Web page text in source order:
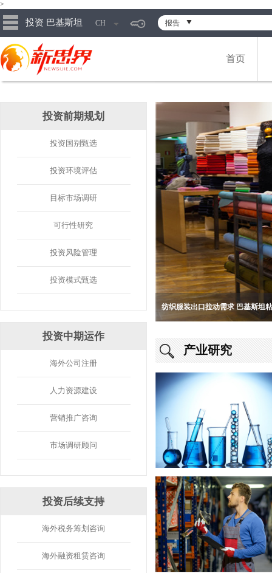
>
投资 巴基斯坦 CH 报告
首页
投资前期规划
投资国别甄选
投资环境评估
目标市场调研
可行性研究
投资风险管理
投资模式甄选
投资中期运作
海外公司注册
人力资源建设
营销推广咨询
市场调研顾问
投资后续支持
海外税务筹划咨询
海外融资租赁咨询
纺织服装出口拉动需求 巴基斯坦
产业研究